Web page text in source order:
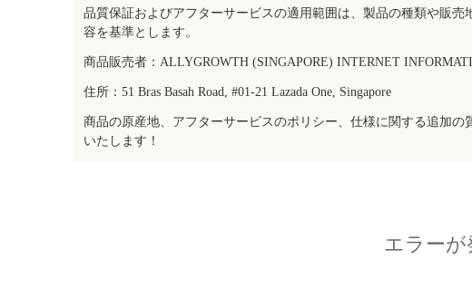
品質保証およびアフターサービスの適用範囲は、製品の種類や販
容を基準とします。
商品販売者：ALLYGROWTH (SINGAPORE) INTERNET
住所：51 Bras Basah Road, #01-21 Lazada One, Singapore
商品の原産地、アフターサービスのポリシー、仕様に関する追加
いたします！
エラー